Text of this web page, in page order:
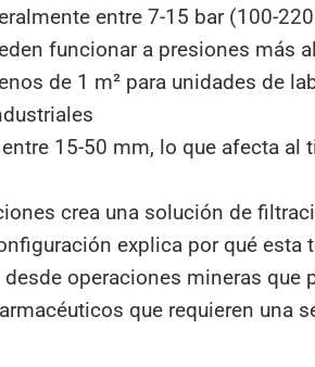
entre 7-15 bar (100-
funcionar a presiones más
de 1 m² para unidades de
15-50 mm, lo que afecta al
crea una solución de
explica por qué esta
operaciones mineras que
que requieren una